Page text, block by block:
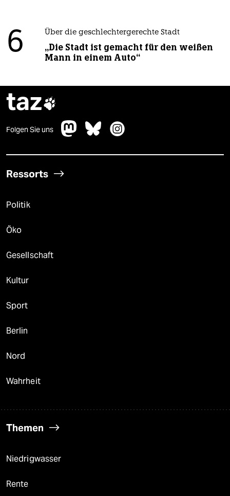
6 Über die geschlechtergerechte Stadt
„Die Stadt ist gemacht für den weißen
Mann in einem Auto“
taz
Folgen Sie uns
Ressorts
Politik
Öko
Gesellschaft
Kultur
Sport
Berlin
Nord
Wahrheit
Themen
Niedrigwasser
Rente